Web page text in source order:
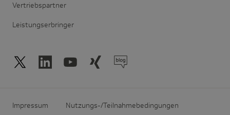
Vertriebspartner
Leistungserbringer
Impressum Nutzungs-/Teilnahmebedingungen